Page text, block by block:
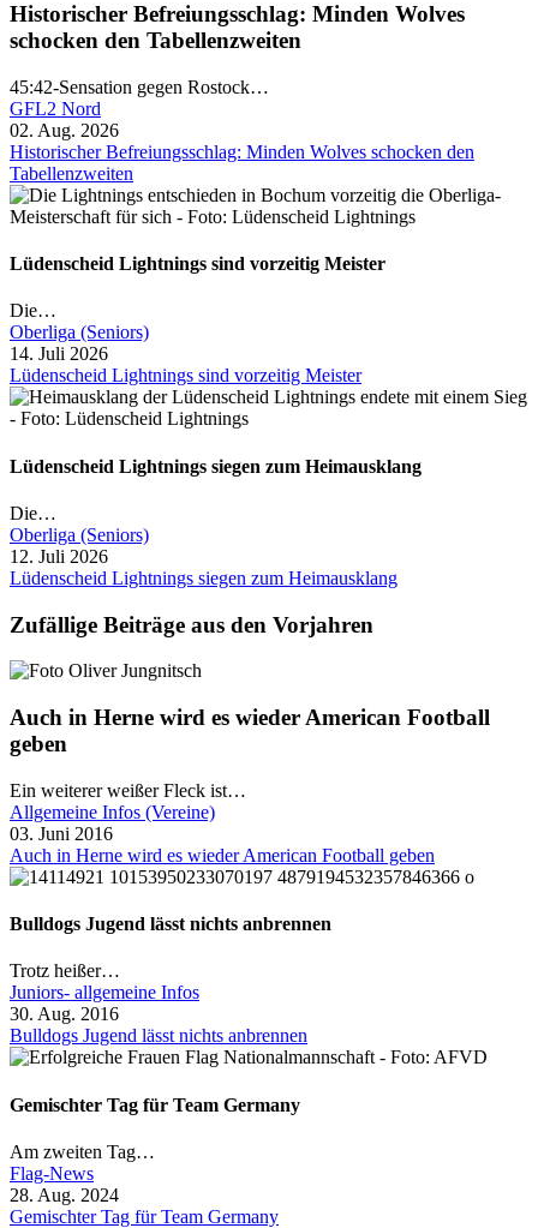
Historischer Befreiungsschlag: Minden Wolves
schocken den Tabellenzweiten
45:42-Sensation gegen Rostock…
GFL2 Nord
02. Aug. 2026
Historischer Befreiungsschlag: Minden Wolves schocken den
Tabellenzweiten
Lüdenscheid Lightnings sind vorzeitig Meister
Die…
Oberliga (Seniors)
14. Juli 2026
Lüdenscheid Lightnings sind vorzeitig Meister
Lüdenscheid Lightnings siegen zum Heimausklang
Die…
Oberliga (Seniors)
12. Juli 2026
Lüdenscheid Lightnings siegen zum Heimausklang
Zufällige Beiträge aus den Vorjahren
Auch in Herne wird es wieder American Football
geben
Ein weiterer weißer Fleck ist…
Allgemeine Infos (Vereine)
03. Juni 2016
Auch in Herne wird es wieder American Football geben
Bulldogs Jugend lässt nichts anbrennen
Trotz heißer…
Juniors- allgemeine Infos
30. Aug. 2016
Bulldogs Jugend lässt nichts anbrennen
Gemischter Tag für Team Germany
Am zweiten Tag…
Flag-News
28. Aug. 2024
Gemischter Tag für Team Germany